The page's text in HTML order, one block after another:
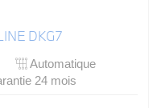
DKG7
Automatique
24 mois